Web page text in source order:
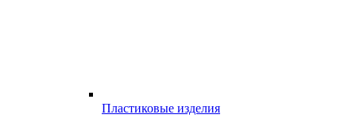
Пластиковые изделия